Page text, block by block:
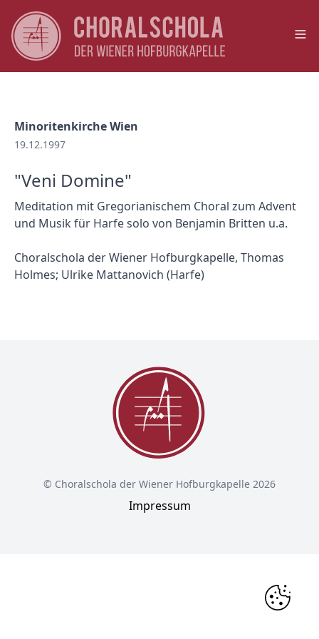
Minoritenkirche Wien
19.12.1997
"Veni Domine"
Meditation mit Gregorianischem Choral zum Advent
und Musik für Harfe solo von Benjamin Britten u.a.
Choralschola der Wiener Hofburgkapelle, Thomas
Holmes; Ulrike Mattanovich (Harfe)
© Choralschola der Wiener Hofburgkapelle 2026
Impressum